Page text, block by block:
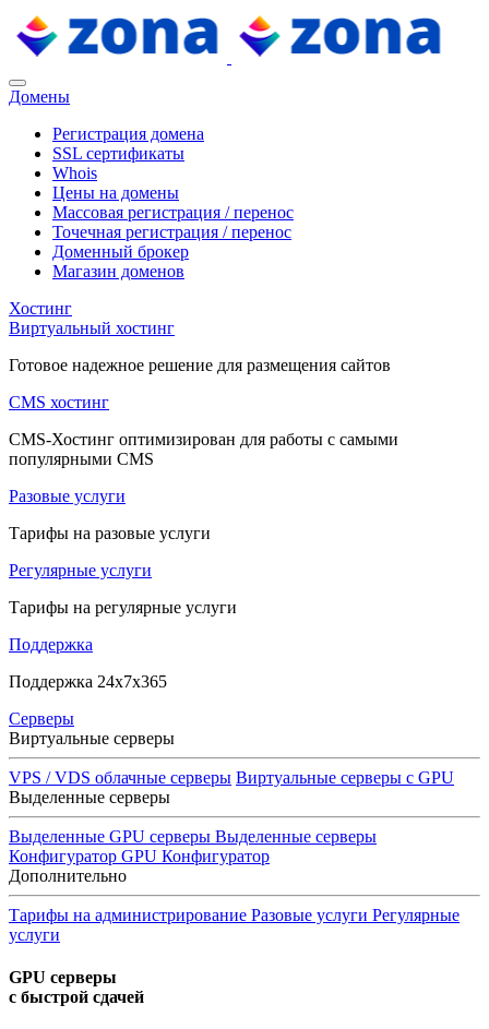
Домены
Регистрация домена
SSL сертификаты
Whois
Цены на домены
Массовая регистрация / перенос
Точечная регистрация / перенос
Доменный брокер
Магазин доменов
Хостинг
Виртуальный хостинг
Готовое надежное решение для размещения сайтов
CMS хостинг
CMS-Хостинг оптимизирован для работы с самыми
популярными CMS
Разовые услуги
Тарифы на разовые услуги
Регулярные услуги
Тарифы на регулярные услуги
Поддержка
Поддержка 24x7x365
Серверы
Виртуальные серверы
VPS / VDS облачные серверы Виртуальные серверы с GPU
Выделенные серверы
Выделенные GPU серверы Выделенные серверы
Конфигуратор GPU Конфигуратор
Дополнительно
Тарифы на администрирование Разовые услуги Регулярные
услуги
GPU серверы
с быстрой сдачей